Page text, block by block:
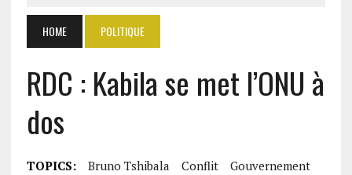
HOME POLITIQUE
RDC : Kabila se met l’ONU à
dos
TOPICS: Bruno Tshibala Conflit
Gouvernement